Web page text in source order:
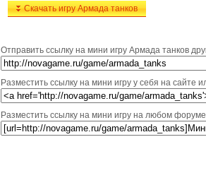
Скачать игру Армада танков
Отправить ссылку на мини игру Армада танков
Разместить ссылку на мини игру у себя на сайте
Разместить ссылку на мини игру на любом